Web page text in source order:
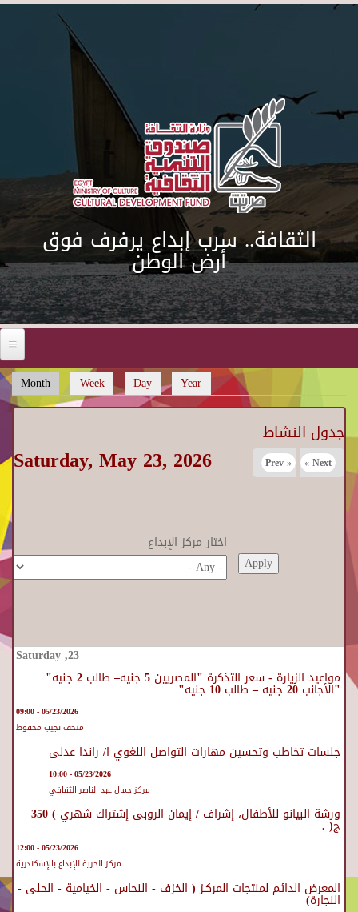
Skip to main content
الثقافة.. سرب إبداع يرفرف فوق
أرض الوطن
Primary tabs
Month (active tab)
Week Day Year
جدول النشاط
Saturday, May 23, 2026 « Prev Next »
اختار مركز الإبداع
مواعيد الزيارة - سعر التذكرة "المصريين 5 جنيه– طالب 2 جنيه"
"الأجانب 20 جنيه – طالب 10 جنيه"
05/23/2026 - 09:00
متحف نجيب محفوظ
جلسات تخاطب وتحسين مهارات التواصل اللغوي ا/ راندا عدلى
05/23/2026 - 10:00
مركز جمال عبد الناصر الثقافي
ورشة البيانو للأطفال، إشراف / إيمان الروبى إشتراك شهري ) 350
ج( .
05/23/2026 - 12:00
مركز الحرية للإبداع بالإسكندرية
المعرض الدائم لمنتجات المركـز ( الخزف - النحاس - الخيامية - الحلى -
النجارة)